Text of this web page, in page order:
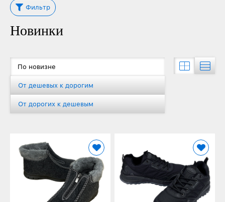
Фильтр
Новинки
По новизне
От дешевых к дорогим
От дорогих к дешевым